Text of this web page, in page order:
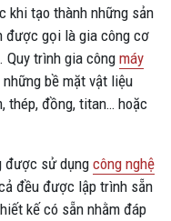
khi tạo thành những sản
được gọi là gia công cơ
Quy trình gia côngmáy
bề mặt vật liệu
thép, đồng, titan… hoặc
được sử dụng công nghệ
đều được lập trình sẵn
kế có sẵn nhằm đáp